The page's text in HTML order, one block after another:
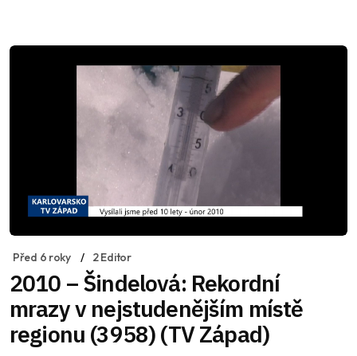
Před 6 roky 2 Editor
2010 – Šindelová: Rekordní
mrazy v nejstudenějším místě
regionu (3958) (TV Západ)